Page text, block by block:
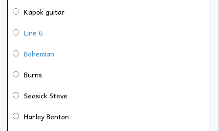
Kapok guitar
Line 6
Bohemian
Burns
Seasick Steve
Harley Benton